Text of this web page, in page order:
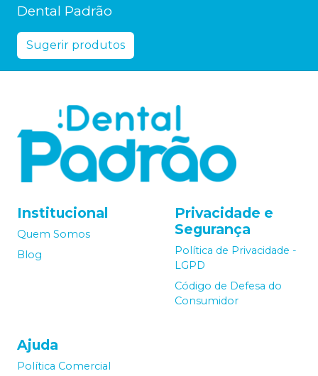
Dental Padrão
Sugerir produtos
Institucional
Quem Somos
Blog
Privacidade e
Segurança
Política de Privacidade -
LGPD
Código de Defesa do
Consumidor
Ajuda
Política Comercial